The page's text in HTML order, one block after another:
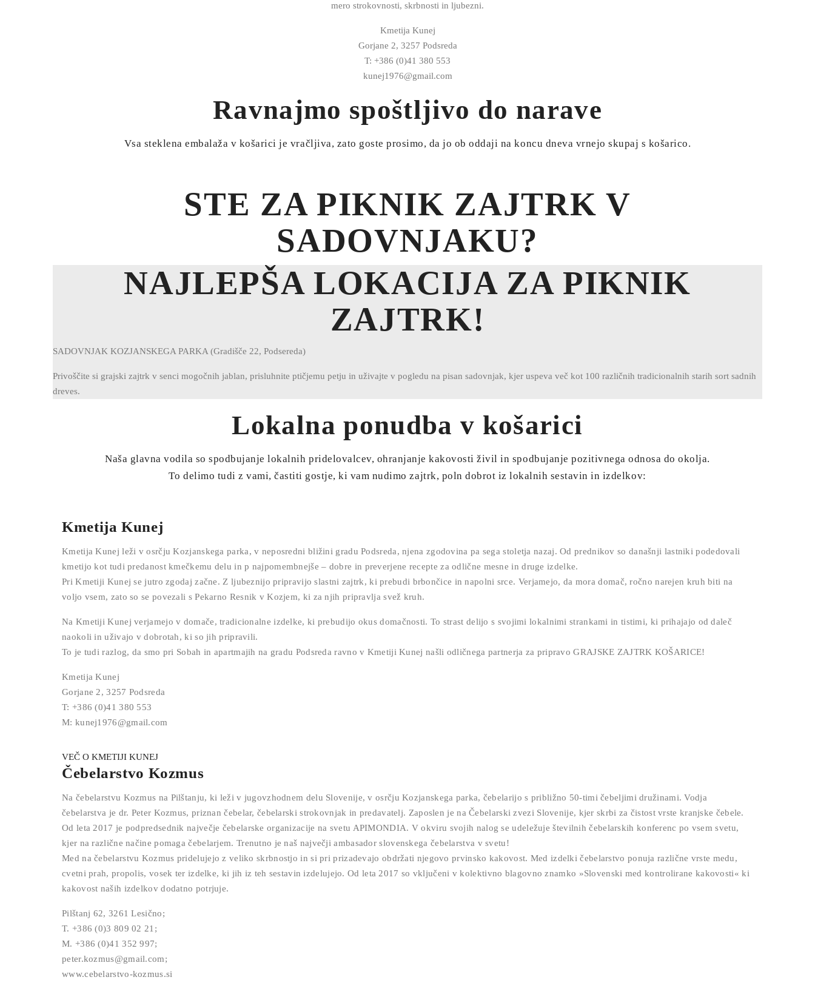
mero strokovnosti, skrbnosti in ljubezni.
Kmetija Kunej
Gorjane 2, 3257 Podsreda
T: +386 (0)41 380 553
kunej1976@gmail.com
Ravnajmo spoštljivo do narave
Vsa steklena embalaža v košarici je vračljiva, zato goste prosimo, da jo ob oddaji na koncu dneva vrnejo skupaj s košarico.
STE ZA PIKNIK ZAJTRK V
SADOVNJAKU?
NAJLEPŠA LOKACIJA ZA PIKNIK
ZAJTRK!
SADOVNJAK KOZJANSKEGA PARKA (Gradišče 22, Podsereda)
Privoščite si grajski zajtrk v senci mogočnih jablan, prisluhnite ptičjemu petju in uživajte v pogledu na pisan sadovnjak, kjer uspeva več kot 100 različnih tradicionalnih starih sort sadnih
dreves.
Lokalna ponudba v košarici
Naša glavna vodila so spodbujanje lokalnih pridelovalcev, ohranjanje kakovosti živil in spodbujanje pozitivnega odnosa do okolja.
To delimo tudi z vami, častiti gostje, ki vam nudimo zajtrk, poln dobrot iz lokalnih sestavin in izdelkov:
Kmetija Kunej
Kmetija Kunej leži v osrčju Kozjanskega parka, v neposredni bližini gradu Podsreda, njena zgodovina pa sega stoletja nazaj. Od prednikov so današnji lastniki podedovali
kmetijo kot tudi predanost kmečkemu delu in p najpomembnejše – dobre in preverjene recepte za odlične mesne in druge izdelke.
Pri Kmetiji Kunej se jutro zgodaj začne. Z ljubeznijo pripravijo slastni zajtrk, ki prebudi brbončice in napolni srce. Verjamejo, da mora domač, ročno narejen kruh biti na
voljo vsem, zato so se povezali s Pekarno Resnik v Kozjem, ki za njih pripravlja svež kruh.
Na Kmetiji Kunej verjamejo v domače, tradicionalne izdelke, ki prebudijo okus domačnosti. To strast delijo s svojimi lokalnimi strankami in tistimi, ki prihajajo od daleč
naokoli in uživajo v dobrotah, ki so jih pripravili.
To je tudi razlog, da smo pri Sobah in apartmajih na gradu Podsreda ravno v Kmetiji Kunej našli odličnega partnerja za pripravo GRAJSKE ZAJTRK KOŠARICE!
Kmetija Kunej
Gorjane 2, 3257 Podsreda
T: +386 (0)41 380 553
M: kunej1976@gmail.com
VEČ O KMETIJI KUNEJ
Čebelarstvo Kozmus
Na čebelarstvu Kozmus na Pilštanju, ki leži v jugovzhodnem delu Slovenije, v osrčju Kozjanskega parka, čebelarijo s približno 50-timi čebeljimi družinami. Vodja
čebelarstva je dr. Peter Kozmus, priznan čebelar, čebelarski strokovnjak in predavatelj. Zaposlen je na Čebelarski zvezi Slovenije, kjer skrbi za čistost vrste kranjske čebele.
Od leta 2017 je podpredsednik največje čebelarske organizacije na svetu APIMONDIA. V okviru svojih nalog se udeležuje številnih čebelarskih konferenc po vsem svetu,
kjer na različne načine pomaga čebelarjem. Trenutno je naš največji ambasador slovenskega čebelarstva v svetu!
Med na čebelarstvu Kozmus pridelujejo z veliko skrbnostjo in si pri prizadevajo obdržati njegovo prvinsko kakovost. Med izdelki čebelarstvo ponuja različne vrste medu,
cvetni prah, propolis, vosek ter izdelke, ki jih iz teh sestavin izdelujejo. Od leta 2017 so vključeni v kolektivno blagovno znamko »Slovenski med kontrolirane kakovosti« ki
kakovost naših izdelkov dodatno potrjuje.
Pilštanj 62, 3261 Lesično;
T. +386 (0)3 809 02 21;
M. +386 (0)41 352 997;
peter.kozmus@gmail.com;
www.cebelarstvo-kozmus.si